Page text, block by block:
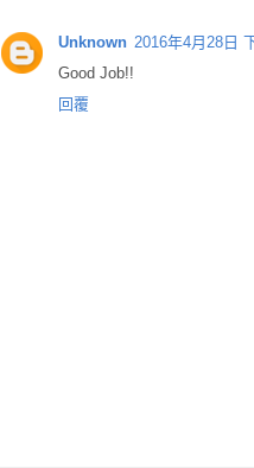
Unknown 2016年4月28日
Good Job!!
回覆